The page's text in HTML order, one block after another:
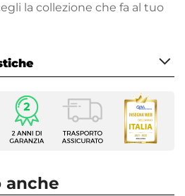
la collezione che fa al tuo
anche